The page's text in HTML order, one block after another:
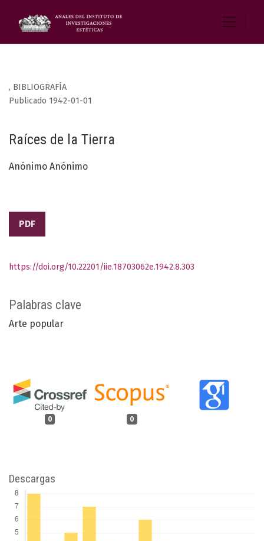
, BIBLIOGRAFÍA
Raíces de la Tierra
Publicado 1942-01-01
Anónimo Anónimo
PDF
Palabras clave
Arte popular
0 0
https://doi.org/10.22201/iie.18703062e.1942.8.303
Descargas